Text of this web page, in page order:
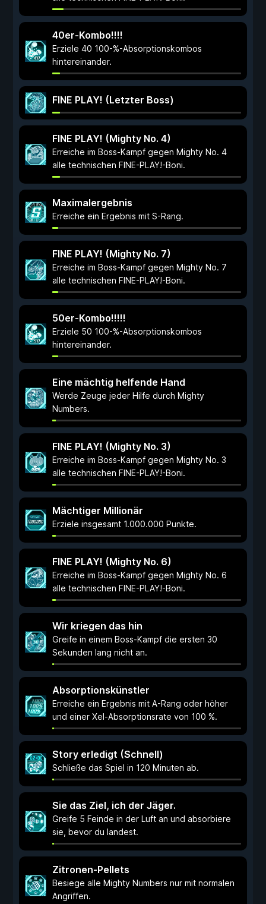
40er-Kombo!!!!
Erziele 40 100-%-Absorptionskombos
hintereinander.
FINE PLAY! (Letzter Boss)
FINE PLAY! (Mighty No. 4)
Erreiche im Boss-Kampf gegen Mighty No. 4
alle technischen FINE-PLAY!-Boni.
Maximalergebnis
Erreiche ein Ergebnis mit S-Rang.
FINE PLAY! (Mighty No. 7)
Erreiche im Boss-Kampf gegen Mighty No. 7
alle technischen FINE-PLAY!-Boni.
50er-Kombo!!!!!
Erziele 50 100-%-Absorptionskombos
hintereinander.
Eine mächtig helfende Hand
Werde Zeuge jeder Hilfe durch Mighty
Numbers.
FINE PLAY! (Mighty No. 3)
Erreiche im Boss-Kampf gegen Mighty No. 3
alle technischen FINE-PLAY!-Boni.
Mächtiger Millionär
Erziele insgesamt 1.000.000 Punkte.
FINE PLAY! (Mighty No. 6)
Erreiche im Boss-Kampf gegen Mighty No. 6
alle technischen FINE-PLAY!-Boni.
Wir kriegen das hin
Greife in einem Boss-Kampf die ersten 30
Sekunden lang nicht an.
Absorptionskünstler
Erreiche ein Ergebnis mit A-Rang oder höher
und einer Xel-Absorptionsrate von 100 %.
Story erledigt (Schnell)
Schließe das Spiel in 120 Minuten ab.
Sie das Ziel, ich der Jäger.
Greife 5 Feinde in der Luft an und absorbiere
sie, bevor du landest.
Zitronen-Pellets
Besiege alle Mighty Numbers nur mit normalen
Angriffen.